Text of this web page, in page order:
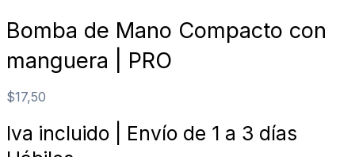
Bomba de Mano Compacto con
manguera | PRO
$17,50
Iva incluido | Envío de 1 a 3 días